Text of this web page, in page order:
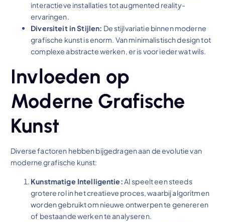
interactieve installaties tot augmented reality-
ervaringen.
Diversiteit in Stijlen: De stijlvariatie binnen moderne
grafische kunst is enorm. Van minimalistisch design tot
complexe abstracte werken, er is voor ieder wat wils.
Invloeden op
Moderne Grafische
Kunst
Diverse factoren hebben bijgedragen aan de evolutie van
moderne grafische kunst:
Kunstmatige Intelligentie: AI speelt een steeds
grotere rol in het creatieve proces, waarbij algoritmen
worden gebruikt om nieuwe ontwerpen te genereren
of bestaande werken te analyseren.